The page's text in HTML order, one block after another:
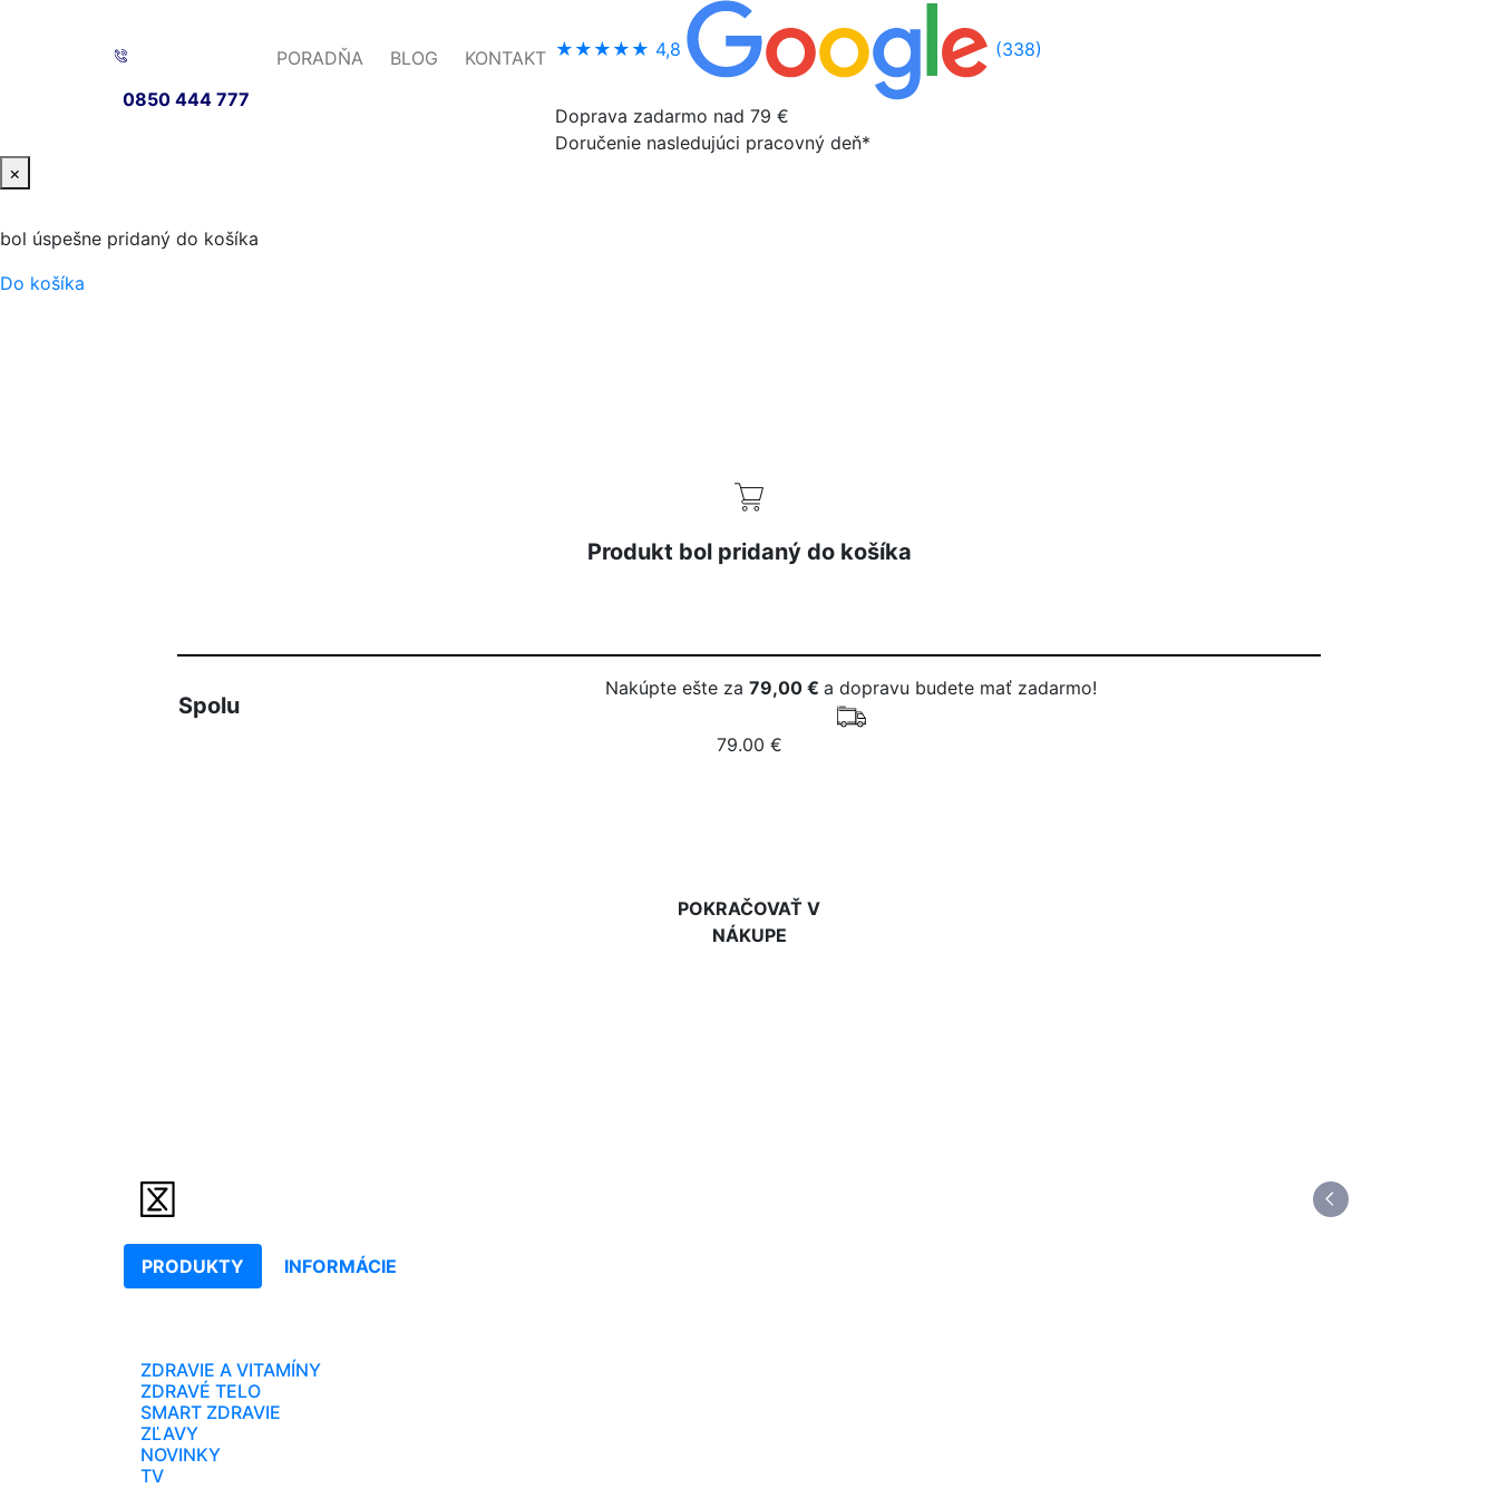
0850 444 777
PORADŇA BLOG KONTAKT ★★★★★ 4,8 (338)
Doprava zadarmo nad 79 €
Doručenie nasledujúci pracovný deň*
×
bol úspešne pridaný do košíka
Do košíka
Produkt bol pridaný do košíka
Spolu
Nakúpte ešte za 79,00 € a dopravu budete mať zadarmo!
79.00 €
POKRAČOVAŤ V
NÁKUPE
PRODUKTY INFORMÁCIE
ZDRAVIE A VITAMÍNY
ZDRAVÉ TELO
SMART ZDRAVIE
ZĽAVY
NOVINKY
TV